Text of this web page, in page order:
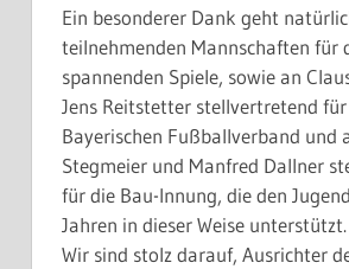
Ein besonderer Dank geht
teilnehmenden Mannschaften für
spannenden Spiele, sowie an
Jens Reitstetter stellvertretend für
Bayerischen Fußballverband und
Stegmeier und Manfred Dallner
für die Bau-Innung, die den
Jahren in dieser Weise unterstützt.
Wir sind stolz darauf, Ausrichter